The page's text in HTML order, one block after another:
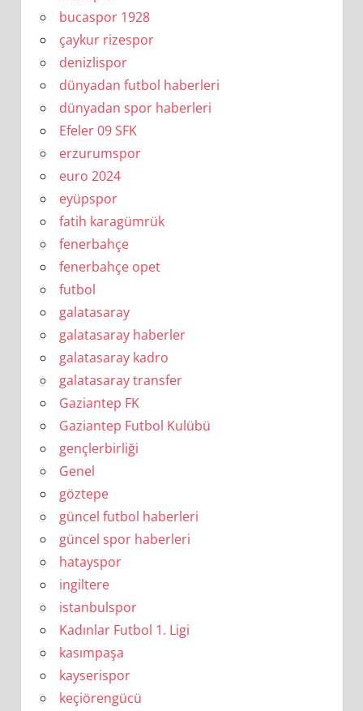
bucaspor 1928
çaykur rizespor
denizlispor
dünyadan futbol haberleri
dünyadan spor haberleri
Efeler 09 SFK
erzurumspor
euro 2024
eyüpspor
fatih karagümrük
fenerbahçe
fenerbahçe opet
futbol
galatasaray
galatasaray haberler
galatasaray kadro
galatasaray transfer
Gaziantep FK
Gaziantep Futbol Kulübü
gençlerbirliği
Genel
göztepe
güncel futbol haberleri
güncel spor haberleri
hatayspor
ingiltere
istanbulspor
Kadınlar Futbol 1. Ligi
kasımpaşa
kayserispor
keçiörengücü